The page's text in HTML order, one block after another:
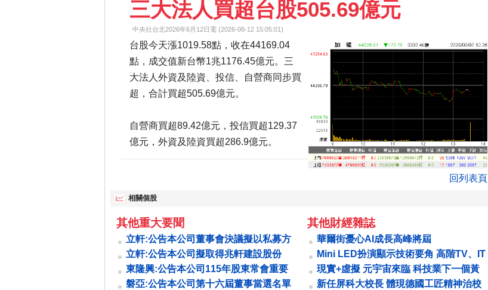
三大法人買超台股505.69億元
中央社台北2026年6月12日電 (2026-06-12 15:05:01)
台股今天漲1019.58點，收在44169.04
點，成交值新台幣1兆1176.45億元。三
大法人外資及陸資、投信、自營商同步買
超，合計買超505.69億元。
自營商買超89.42億元，投信買超129.37
億元，外資及陸資買超286.9億元。
回列表頁
相關個股
其他重大要聞
立軒:公告本公司董事會決議擬以私募方
式辦理現金增資發行普通股
立軒:公告本公司擬取得兆軒建設股份
東隆興:公告本公司115年股東常會重要
決議事項
磐亞:公告本公司第十六屆董事當選名單
其他財經雜誌
華爾街憂心AI成長高峰將屆
Mini LED扮演顯示技術要角 高階TV、IT
產品滲透率拉升
現實+虛擬 元宇宙來臨 科技業下一個黃
金十年
新任屏科大校長 體現德國工匠精神治校